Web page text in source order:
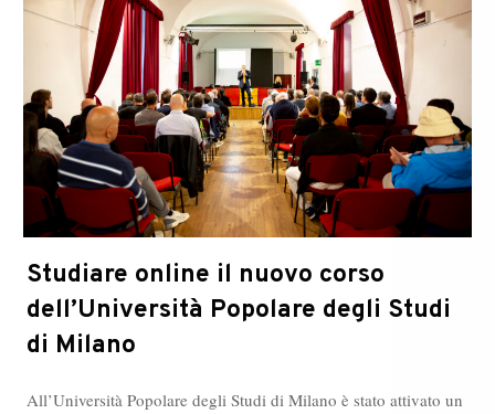
Studiare online il nuovo corso
dell’Università Popolare degli Studi
di Milano
All’Università Popolare degli Studi di Milano è stato attivato un